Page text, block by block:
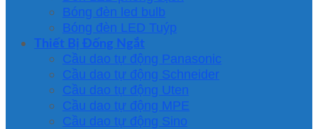
Bóng đèn led bulb
Bóng đèn LED Tuýp
Thiết Bị Đống Ngắt
Cầu dao tự động Panasonic
Cầu dao tự động Schneider
Cầu dao tự động Uten
Cầu dao tự động MPE
Cầu dao tự động Sino